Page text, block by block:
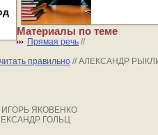
Материалы по теме
Прямая речь //
правильно // АЛЕКСАНДР
ИГОРЬ ЯКОВЕНКО
ГОЛЬЦ